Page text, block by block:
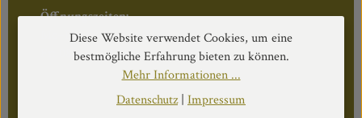
Öffnungszeiten:
Mo–Do: 08:30–17:00 Uhr
Fr: 08:30–12:30 Uhr
Diese Website verwendet Cookies, um eine
bestmögliche Erfahrung bieten zu können.
Mehr Informationen ...
Datenschutz| Impressum